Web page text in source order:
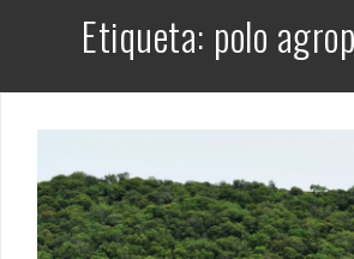
Etiqueta: polo